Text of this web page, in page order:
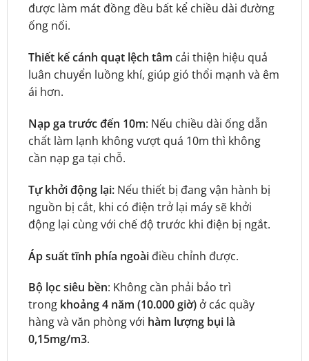
được làm mát đồng đều bất kể chiều dài đường
ống nối.
Thiết kế cánh quạt lệch tâm cải thiện hiệu quả
luân chuyển luồng khí, giúp gió thổi mạnh và êm
ái hơn.
Nạp ga trước đến 10m: Nếu chiều dài ống dẫn
chất làm lạnh không vượt quá 10m thì không
cần nạp ga tại chỗ.
Tự khởi động lại:Nếu thiết bị đang vận hành bị
nguồn bị cắt, khi có điện trở lại máy sẽ khởi
động lại cùng với chế độ trước khi điện bị ngắt.
Áp suất tĩnh phía ngoài điều chỉnh được.
Bộ lọc siêu bền: Không cần phải bảo trì
trong khoảng 4 năm (10.000 giờ) ở các quầy
hàng và văn phòng với hàm lượng bụi là
0,15mg/m3.